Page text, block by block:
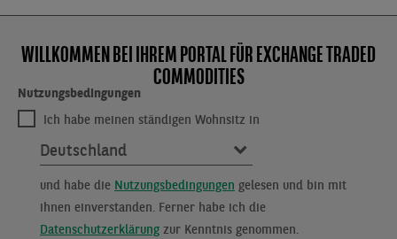
Die ETCs sind börsentäglich handelbar im
regulierten Markt der Frankfurter
Wertpapierbörse. Laufende Kursstellung
erfolgt durch verpflichtete Market Maker. In
Anlehnung an ETFs wird ein als NAV
(Nettoinventarwert / Net Asset Value)
bezeichneter offizieller Bewertungskurs des
ETCs täglich veröffentlicht.
WILLKOMMEN BEI IHREM PORTAL FÜREXCHANGE TRADED
COMMODITIES
Nutzungsbedingungen
Ich habe meinen ständigen Wohnsitz in
Deutschland
und habe die Nutzungsbedingungen gelesen und bin mit
ihnen einverstanden. Ferner habe ich die
Datenschutzerklärung zur Kenntnis genommen.